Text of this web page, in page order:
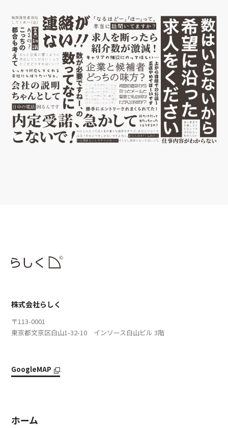
株式会社らしく
〒113-0001
東京都文京区白山1-32-10 インソース白山ビル 3階
GoogleMAP
ホーム